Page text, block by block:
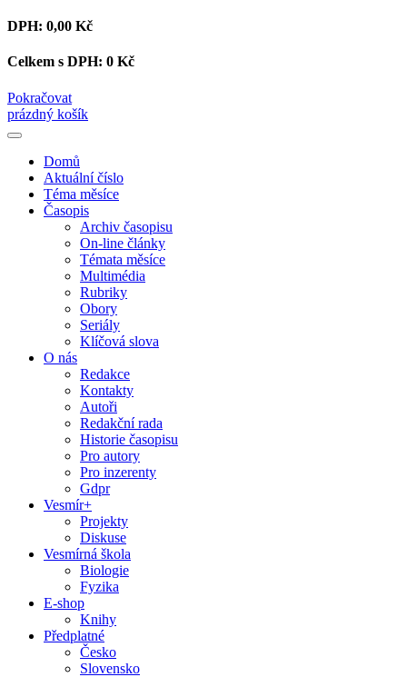
DPH: 0,00 Kč
Celkem s DPH: 0 Kč
Pokračovat
prázdný košík
Domů
Aktuální číslo
Téma měsíce
Časopis
Archiv časopisu
On-line články
Témata měsíce
Multimédia
Rubriky
Obory
Seriály
Klíčová slova
O nás
Redakce
Kontakty
Autoři
Redakční rada
Historie časopisu
Pro autory
Pro inzerenty
Gdpr
Vesmír+
Projekty
Diskuse
Vesmírná škola
Biologie
Fyzika
E-shop
Knihy
Předplatné
Česko
Slovensko